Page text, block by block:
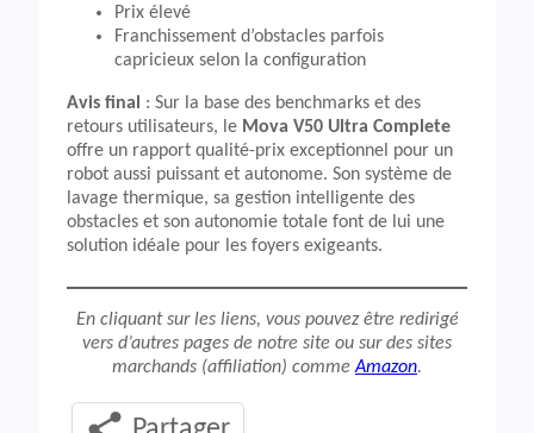
Prix élevé
Franchissement d’obstacles parfois
capricieux selon la configuration
Avis final
: Sur la base des benchmarks et des
retours utilisateurs, le Mova V50 Ultra Complete
offre un rapport qualité-prix exceptionnel pour un
robot aussi puissant et autonome. Son système de
lavage thermique, sa gestion intelligente des
obstacles et son autonomie totale font de lui une
solution idéale pour les foyers exigeants.
En cliquant sur les liens, vous pouvez être redirigé
vers d’autres pages de notre site ou sur des sites
marchands (affiliation) commeAmazon.